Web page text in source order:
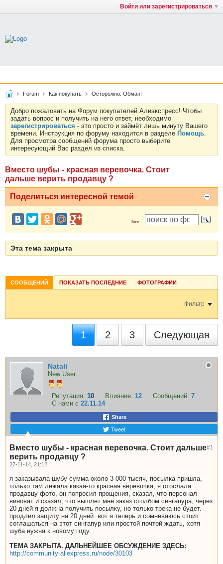
Войти или зарегистрироваться
Forum Как покупать Осторожно: Обман!
Добро пожаловать на Форум покупателей Алиэкспресс! Чтобы
задать вопрос и получить на него ответ, необходимо
зарегистрироваться - это просто и займёт лишь минуту Вашего
времени. Инструкция по форуму находится в разделе Помощь.
Для просмотра сообщений форума просто выберите
интересующий Вас раздел из списка.
Вместо шубы - красная веревочка. Стоит
дальше верить продавцу ?
Поделиться интересной темой
Эта тема закрыта
СООБЩЕНИЙ ПОКАЗАТЬ ПОСЛЕДНИЕ ФОТОГРАФИИ
Фильтр
1 2 3 Следующая
Natali
New User
Репутация: 10 Влияние: 12 Сообщений: 7
С нами с 22.11.14
Share
Tweet
#1
Вместо шубы - красная веревочка. Стоит дальше
верить продавцу ?
27-11-14, 21:12
я заказывала шубу сумма около 3 000 тысяч, посылка пришла,
только там лежала какая-то красная веревочка, я отослала
продавцу фото, он попросил прощения, сказал, что персонал
виноват и сказал, что вышлет мне заказ столбом сингапура, через
20 дней я должна получить посылку, но только трека не будет.
продлил защиту на 20 дней. вот я теперь и сомневаюсь стоит
соглашаться на этот сингапур или простой почтой ждать, хотя
шуба нужна к новому году.
ТЕМА ЗАКРЫТА. ДАЛЬНЕЙШЕЕ ОБСУЖДЕНИЕ ЗДЕСЬ:
http://community-aliexpress.ru/node/30103